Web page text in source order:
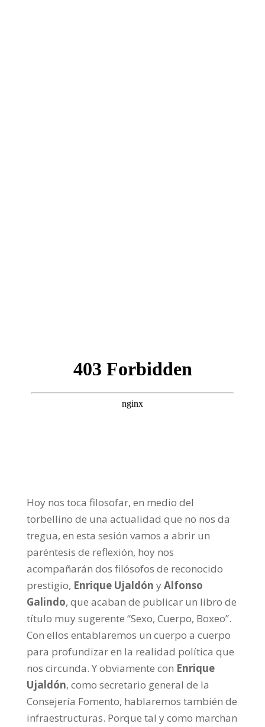
Hoy nos toca filosofar, en medio del
torbellino de una actualidad que no nos da
tregua, en esta sesión vamos a abrir un
paréntesis de reflexión, hoy nos
acompañarán dos filósofos de reconocido
prestigio, Enrique Ujaldón yAlfonso
Galindo, que acaban de publicar un libro de
título muy sugerente “Sexo, Cuerpo, Boxeo”.
Con ellos entablaremos un cuerpo a cuerpo
para profundizar en la realidad política que
nos circunda. Y obviamente con Enrique
Ujaldón, como secretario general de la
Consejería Fomento, hablaremos también de
infraestructuras. Porque tal y como marchan